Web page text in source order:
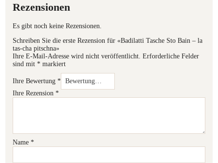
Rezensionen
Es gibt noch keine Rezensionen.
Schreiben Sie die erste Rezension für «Badilatti Tasche Sto Bain – la
tas-cha pitschna»
Ihre E-Mail-Adresse wird nicht veröffentlicht. Erforderliche Felder
sind mit* markiert
Ihre Bewertung*
Ihre Rezension*
Name*